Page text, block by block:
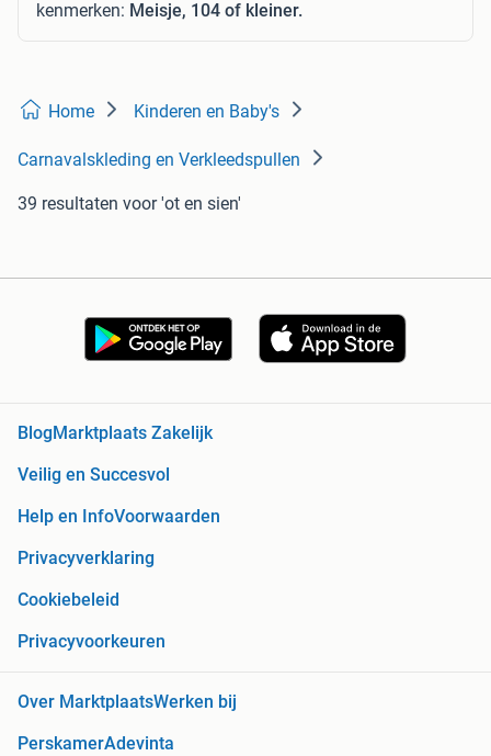
kenmerken: Meisje, 104 of kleiner.
Home Kinderen en Baby's
Carnavalskleding en Verkleedspullen
39 resultaten voor 'ot en sien'
BlogMarktplaats Zakelijk
Veilig en Succesvol
Help en InfoVoorwaarden
Privacyverklaring
Cookiebeleid
Privacyvoorkeuren
Over MarktplaatsWerken bij
PerskamerAdevinta